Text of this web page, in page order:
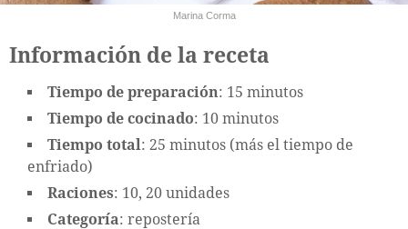
Marina Corma
Información de la receta
Tiempo de preparación: 15 minutos
Tiempo de cocinado: 10 minutos
Tiempo total: 25 minutos (más el tiempo de
enfriado)
Raciones: 10, 20 unidades
Categoría: repostería